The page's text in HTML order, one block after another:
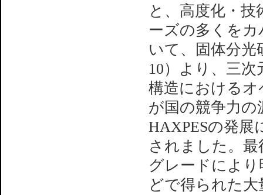
と、高度化・
ーズの多くを
いて、固体分光
10）より、三
構造におけるオ
が国の競争力
HAXPESの発展
されました。
グレードによ
どで得られた